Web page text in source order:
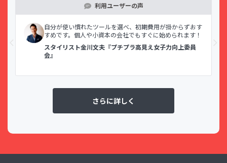
利用ユーザーの声
自分が使い慣れたツールを選べ、初期費用が掛からずおす
すめです。個人や小資本の会社でもすぐに始められます！
スタイリスト金川文夫『プチプラ高見え女子力向上委員
会』
さらに詳しく